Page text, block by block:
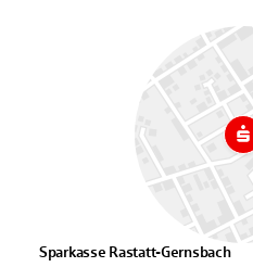
Sparkasse Rastatt-Gernsbach